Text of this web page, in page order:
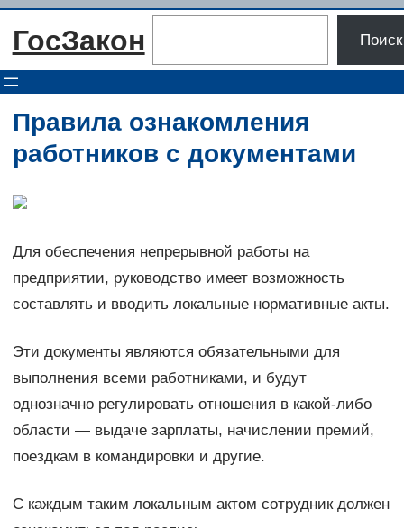
Перейти
ГосЗакон Поиск
Правила ознакомления
работников с документами
Для обеспечения непрерывной работы на
предприятии, руководство имеет возможность
составлять и вводить локальные нормативные акты.
Эти документы являются обязательными для
выполнения всеми работниками, и будут
однозначно регулировать отношения в какой-либо
области — выдаче зарплаты, начислении премий,
поездкам в командировки и другие.
С каждым таким локальным актом сотрудник должен